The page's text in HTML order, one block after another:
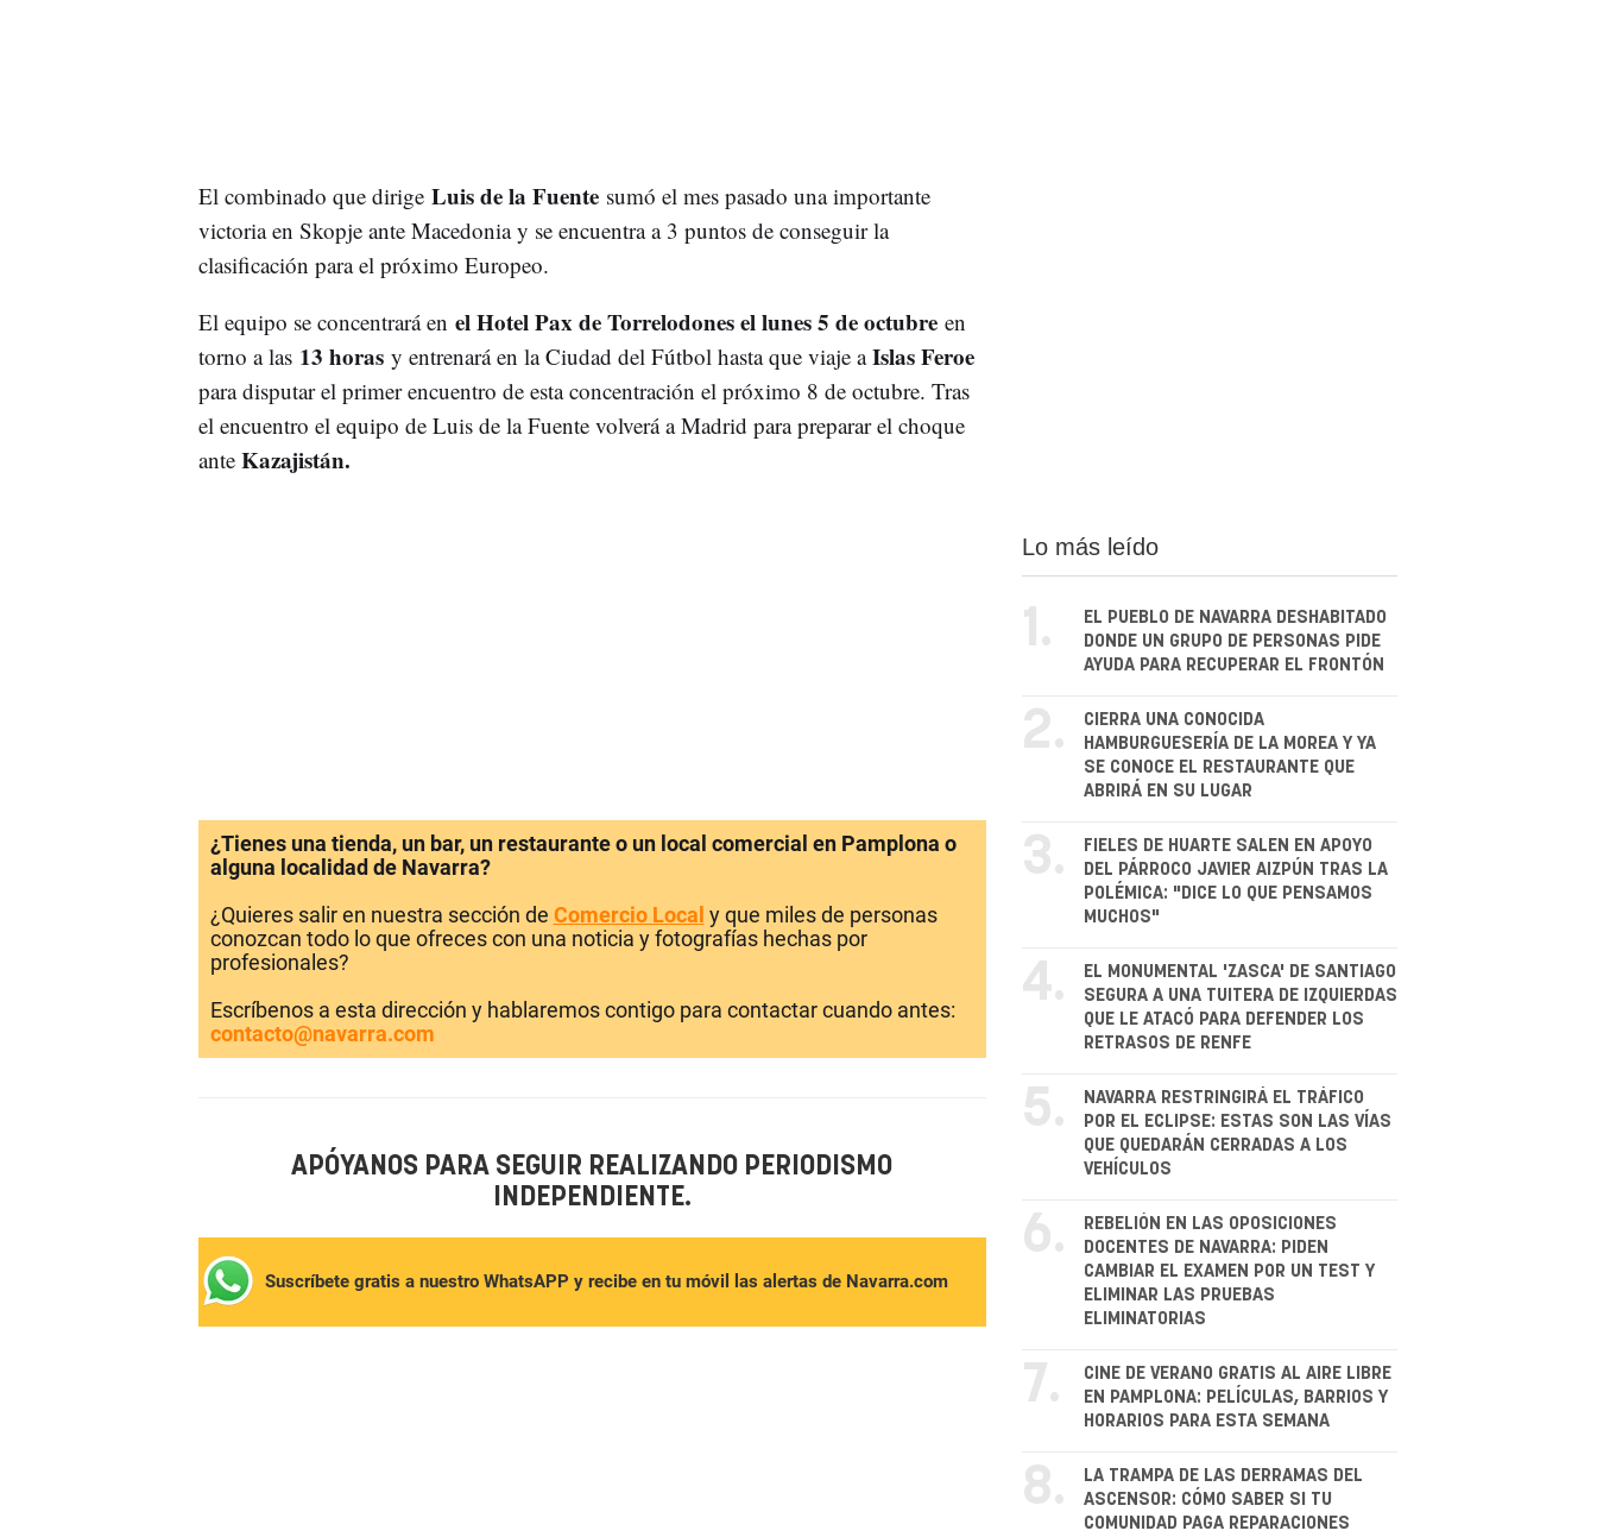
El combinado que dirige Luis de la Fuentesumó el mes pasado una importante
victoria en Skopje ante Macedonia y se encuentra a 3 puntos de conseguir la
clasificación para el próximo Europeo.
El equipo se concentrará en el Hotel Pax de Torrelodones el lunes 5 de octubreen
torno a las 13 horasy entrenará en la Ciudad del Fútbol hasta que viaje aIslas Feroe
para disputar el primer encuentro de esta concentración el próximo 8 de octubre. Tras
el encuentro el equipo de Luis de la Fuente volverá a Madrid para preparar el choque
anteKazajistán.
¿Tienes una tienda, un bar, un restaurante o un local comercial en Pamplona o
alguna localidad de Navarra?
¿Quieres salir en nuestra sección de Comercio Local y que miles de personas
conozcan todo lo que ofreces con una noticia y fotografías hechas por
profesionales?
Escríbenos a esta dirección y hablaremos contigo para contactar cuando antes:
contacto@navarra.com
APÓYANOS PARA SEGUIR REALIZANDO PERIODISMO
INDEPENDIENTE.
Suscríbete gratis a nuestro WhatsAPP y recibe en tu móvil las alertas de Navarra.com
Lo más leído
1.
EL PUEBLO DE NAVARRA DESHABITADO
DONDE UN GRUPO DE PERSONAS PIDE
AYUDA PARA RECUPERAR EL FRONTÓN
2.
CIERRA UNA CONOCIDA
HAMBURGUESERÍA DE LA MOREA Y YA
SE CONOCE EL RESTAURANTE QUE
ABRIRÁ EN SU LUGAR
3.
FIELES DE HUARTE SALEN EN APOYO
DEL PÁRROCO JAVIER AIZPÚN TRAS LA
POLÉMICA: "DICE LO QUE PENSAMOS
MUCHOS"
4.
EL MONUMENTAL 'ZASCA' DE SANTIAGO
SEGURA A UNA TUITERA DE IZQUIERDAS
QUE LE ATACÓ PARA DEFENDER LOS
RETRASOS DE RENFE
5.
NAVARRA RESTRINGIRÁ EL TRÁFICO
POR EL ECLIPSE: ESTAS SON LAS VÍAS
QUE QUEDARÁN CERRADAS A LOS
VEHÍCULOS
6.
REBELIÓN EN LAS OPOSICIONES
DOCENTES DE NAVARRA: PIDEN
CAMBIAR EL EXAMEN POR UN TEST Y
ELIMINAR LAS PRUEBAS
ELIMINATORIAS
7.
CINE DE VERANO GRATIS AL AIRE LIBRE
EN PAMPLONA: PELÍCULAS, BARRIOS Y
HORARIOS PARA ESTA SEMANA
8.
LA TRAMPA DE LAS DERRAMAS DEL
ASCENSOR: CÓMO SABER SI TU
COMUNIDAD PAGA REPARACIONES